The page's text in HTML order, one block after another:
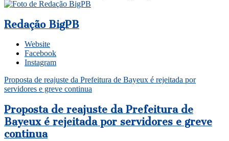
Redação BigPB
Website
Facebook
Instagram
Proposta de reajuste da Prefeitura de Bayeux é rejeitada por
servidores e greve continua
Proposta de reajuste da Prefeitura de
Bayeux é rejeitada por servidores e greve
continua